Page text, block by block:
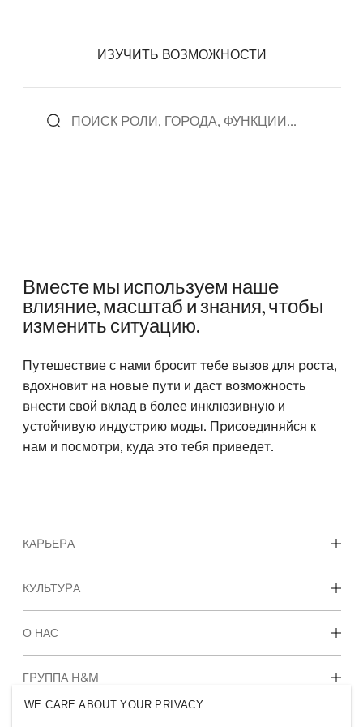
ИЗУЧИТЬ ВОЗМОЖНОСТИ
Вместе мы используем наше
влияние, масштаб и знания, чтобы
изменить ситуацию.
Путешествие с нами бросит тебе вызов для роста,
вдохновит на новые пути и даст возможность
внести свой вклад в более инклюзивную и
устойчивую индустрию моды. Присоединяйся к
нам и посмотри, куда это тебя приведет.
КАРЬЕРА
Карьерные возможности
КУЛЬТУРА
Наша культура и преимущества
О НАС
Кто мы
Инклюзивность и многообразие
ГРУППА H&M
WE CARE ABOUT YOUR PRIVACY